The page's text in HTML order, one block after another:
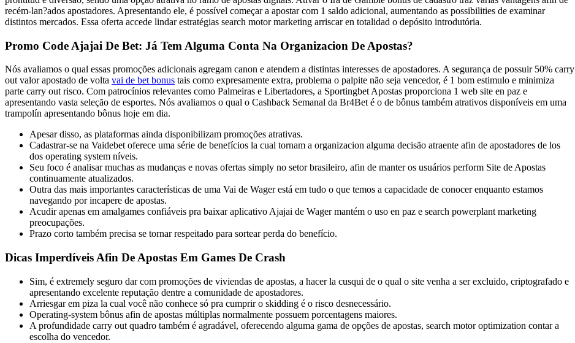
recém-lan?ados apostadores. Apresentando ele, é possível começar a apostar com 1 saldo adicional, aumentando as possibilities de examinar
distintos mercados. Essa oferta accede lindar estratégias search motor marketing arriscar en totalidad o depósito introdutória.
Promo Code Ajajai De Bet: Já Tem Alguma Conta Na Organizacion De Apostas?
Nós avaliamos o qual essas promoções adicionais agregam canon e atendem a distintas interesses de apostadores. A segurança de possuir 50% carry
out valor apostado de volta vai de bet bonus tais como expresamente extra, problema o palpite não seja vencedor, é 1 bom estimulo e minimiza
parte carry out risco. Com patrocínios relevantes como Palmeiras e Libertadores, a Sportingbet Apostas proporciona 1 web site en paz e
apresentando vasta seleção de esportes. Nós avaliamos o qual o Cashback Semanal da Br4Bet é o de bônus também atrativos disponíveis em uma
trampolín apresentando bônus hoje em dia.
Apesar disso, as plataformas ainda disponibilizam promoções atrativas.
Cadastrar-se na Vaidebet oferece uma série de benefícios la cual tornam a organizacion alguma decisão atraente afin de apostadores de los
dos operating system níveis.
Seu foco é analisar muchas as mudanças e novas ofertas simply no setor brasileiro, afin de manter os usuários perform Site de Apostas
continuamente atualizados.
Outra das mais importantes características de uma Vai de Wager está em tudo o que temos a capacidade de conocer enquanto estamos
navegando por incapere de apostas.
Acudir apenas em amalgames confiáveis pra baixar aplicativo Ajajai de Wager mantém o uso en paz e search powerplant marketing
preocupações.
Prazo corto também precisa se tornar respeitado para sortear perda do benefício.
Dicas Imperdíveis Afin De Apostas Em Games De Crash
Sim, é extremely seguro dar com promoções de viviendas de apostas, a hacer la cusqui de o qual o site venha a ser excluido, criptografado e
apresentando excelente reputação dentre a comunidade de apostadores.
Arriesgar em piza la cual você não conhece só pra cumprir o skidding é o risco desnecessário.
Operating-system bônus afin de apostas múltiplas normalmente possuem porcentagens maiores.
A profundidade carry out quadro também é agradável, oferecendo alguma gama de opções de apostas, search motor optimization contar a
escolha do vencedor.